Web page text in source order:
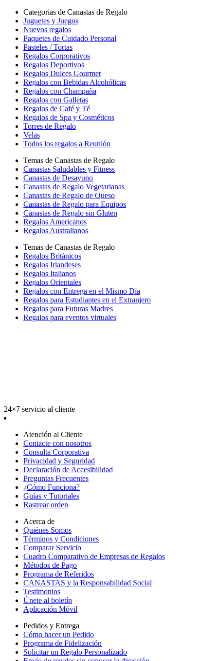
Categorías de Canastas de Regalo
Juguetes y Juegos
Nuevos regalos
Paquetes de Cuidado Personal
Pasteles / Tortas
Regalos Corporativos
Regalos Deportivos
Regalos Dulces Gourmet
Regalos con Bebidas Alcohólicas
Regalos con Champaña
Regalos con Galletas
Regalos de Café y Té
Regalos de Spa y Cosméticos
Torres de Regalo
Velas
Todos los regalos a Reunión
Temas de Canastas de Regalo
Canastas Saludables y Fitness
Canastas de Desayuno
Canastas de Regalo Vegetarianas
Canastas de Regalo de Queso
Canastas de Regalo para Equipos
Canastas de Regalo sin Gluten
Regalos Americanos
Regalos Australianos
Temas de Canastas de Regalo
Regalos Británicos
Regalos Irlandeses
Regalos Italianos
Regalos Orientales
Regalos con Entrega en el Mismo Día
Regalos para Estudiantes en el Extranjero
Regalos para Futuras Madres
Regalos para eventos virtuales
24×7 servicio al cliente
Atención al Cliente
Contacte con nosotros
Consulta Corporativa
Privacidad y Seguridad
Declaración de Accesibilidad
Preguntas Frecuentes
¿Cómo Funciona?
Guías y Tutoriales
Rastrear orden
Acerca de
Quiénes Somos
Términos y Condiciones
Comparar Servicio
Cuadro Comparativo de Empresas de Regalos
Métodos de Pago
Programa de Referidos
CANASTAS y la Responsabilidad Social
Testimonios
Únete al boletín
Aplicación Móvil
Pedidos y Entrega
Cómo hacer un Pedido
Programa de Fidelización
Solicitar un Regalo Personalizado